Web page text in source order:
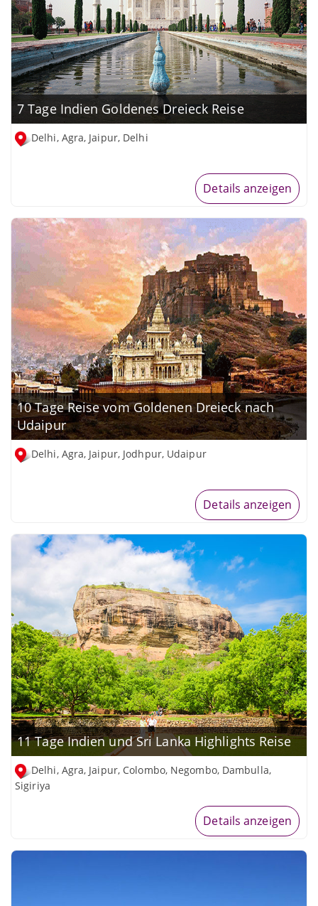
7 Tage Indien Goldenes Dreieck Reise
Delhi, Agra, Jaipur, Delhi
Details anzeigen
10 Tage Reise vom Goldenen Dreieck nach
Udaipur
Delhi, Agra, Jaipur, Jodhpur, Udaipur
Details anzeigen
11 Tage Indien und Sri Lanka Highlights Reise
Delhi, Agra, Jaipur, Colombo, Negombo, Dambulla,
Sigiriya
Details anzeigen